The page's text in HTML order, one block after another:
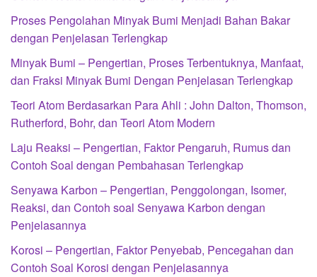
Proses Pengolahan Minyak Bumi Menjadi Bahan Bakar
dengan Penjelasan Terlengkap
Minyak Bumi – Pengertian, Proses Terbentuknya, Manfaat,
dan Fraksi Minyak Bumi Dengan Penjelasan Terlengkap
Teori Atom Berdasarkan Para Ahli : John Dalton, Thomson,
Rutherford, Bohr, dan Teori Atom Modern
Laju Reaksi – Pengertian, Faktor Pengaruh, Rumus dan
Contoh Soal dengan Pembahasan Terlengkap
Senyawa Karbon – Pengertian, Penggolongan, Isomer,
Reaksi, dan Contoh soal Senyawa Karbon dengan
Penjelasannya
Korosi – Pengertian, Faktor Penyebab, Pencegahan dan
Contoh Soal Korosi dengan Penjelasannya